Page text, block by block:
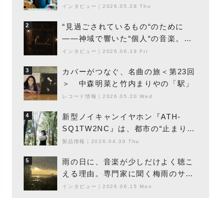
エントの巨匠”が明かす創作の原点
インタビュー 2026.05.28 Thu
2
“見過ごされているもの“のために
――神域で響いた“個人“の音楽。冥
丁の『赤城 夜神楽』をレポート
インタビュー 2026.06.19 Fri
3
カバーがつなぐ、名曲の旅＜第23回
＞ 中森明菜と竹内まりやの「駅」
レコード情報 2026.05.20 Wed
4
新型ノイキャンイヤホン『ATH-
SQ1TW2NC』は、都市の“止まり
木”になり得るーシンガーソングライ
製品情報 2026.04.30 Thu
5
雨の日に、音楽が少しだけよく聴こ
える理由。専門家に聞く梅雨のサウ
ンドスケープ
インタビュー 2026.06.15 Mon